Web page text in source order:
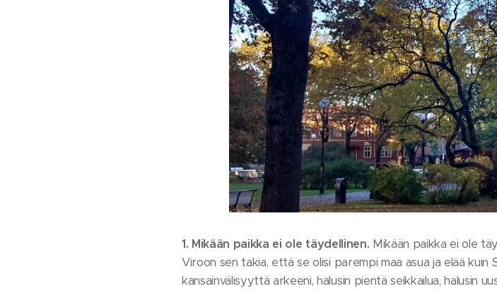
1. Mikään paikka ei ole täydellinen. Mikään paikka ei ole
Viroon sen takia, että se olisi parempi maa asua ja elää kuin
kansainvälisyyttä arkeeni, halusin pientä seikkailua, halusin